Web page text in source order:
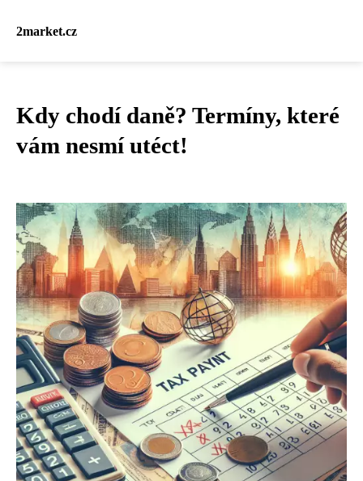
2market.cz
Kdy chodí daně? Termíny, které
vám nesmí utéct!